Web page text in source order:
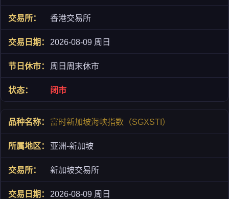
香港交易所
2026-08-09 周日
周日周末休市
闭市
富时新加坡海峡指数（SGXSTI）
亚洲-新加坡
新加坡交易所
2026-08-09 周日